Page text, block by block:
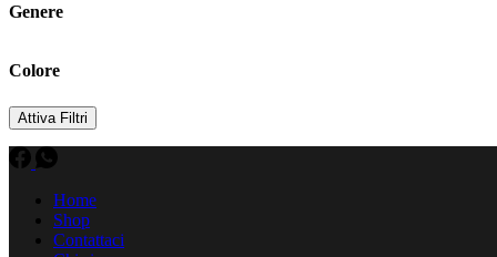
Genere
Colore
Attiva Filtri
Home
Shop
Contattaci